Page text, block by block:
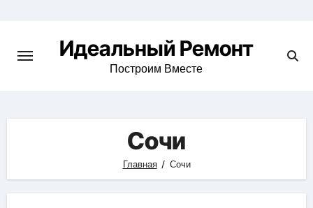
content
Идеальный Ремонт
Построим Вместе
Сочи
Главная Сочи